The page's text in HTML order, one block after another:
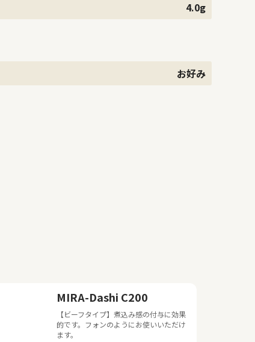
4.0g
お好み
MIRA-Dashi C200
【ビーフタイプ】煮込み感の付与に効果
的です。フォンのようにお使いいただけ
ます。